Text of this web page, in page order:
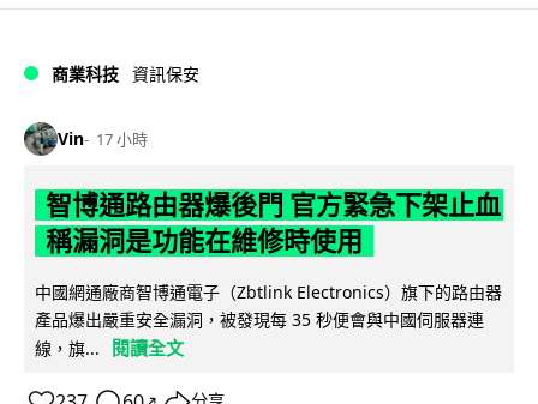
商業科技 資訊保安
Vin 17 小時
智博通路由器爆後門 官方緊急下架止血
稱漏洞是功能在維修時使用
中國網通廠商智博通電子（Zbtlink Electronics）旗下的路由器
產品爆出嚴重安全漏洞，被發現每 35 秒便會與中國伺服器連
線，旗...
閱讀全文